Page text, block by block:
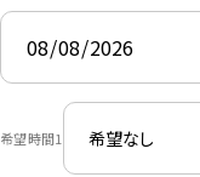
希望時間1